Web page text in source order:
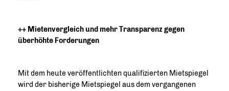
++ Mietenvergleich und mehr Transparenz gegen
überhöhte Forderungen
Mit dem heute veröffentlichten qualifizierten Mietspiegel
wird der bisherige Mietspiegel aus dem vergangenen